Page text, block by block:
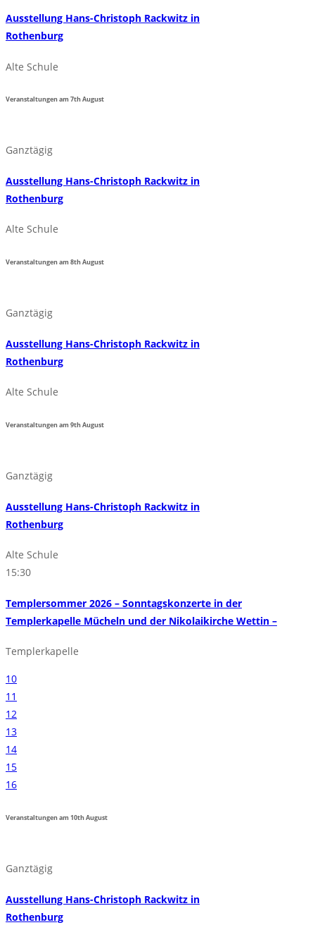
Ausstellung Hans-Christoph Rackwitz in
Rothenburg
Alte Schule
Veranstaltungen am7thAugust
Ganztägig
Ausstellung Hans-Christoph Rackwitz in
Rothenburg
Alte Schule
Veranstaltungen am8thAugust
Ganztägig
Ausstellung Hans-Christoph Rackwitz in
Rothenburg
Alte Schule
Veranstaltungen am9thAugust
Ganztägig
Ausstellung Hans-Christoph Rackwitz in
Rothenburg
Alte Schule
15:30
Templersommer 2026 – Sonntagskonzerte in der
Templerkapelle Mücheln und der Nikolaikirche Wettin –
Templerkapelle
10
11
12
13
14
15
16
Veranstaltungen am10thAugust
Ganztägig
Ausstellung Hans-Christoph Rackwitz in
Rothenburg